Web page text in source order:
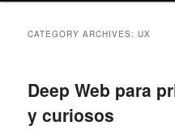
CATEGORY ARCHIVES:UX
Deep Web para
y curiosos